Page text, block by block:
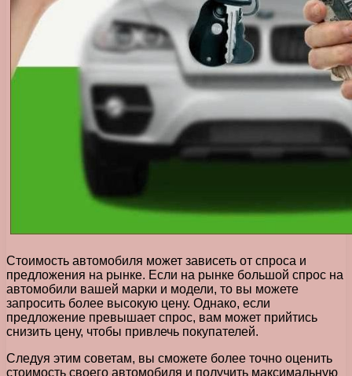
Стоимость автомобиля может зависеть от спроса и
предложения на рынке. Если на рынке большой спрос на
автомобили вашей марки и модели, то вы можете
запросить более высокую цену. Однако, если
предложение превышает спрос, вам может прийтись
снизить цену, чтобы привлечь покупателей.
Следуя этим советам, вы сможете более точно оценить
стоимость своего автомобиля и получить максимальную